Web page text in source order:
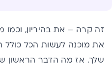
זה קרה – את בהיריון, וכמו
את מוכנה לעשות הכל כולל
שלך. אז מה הדבר הראשון